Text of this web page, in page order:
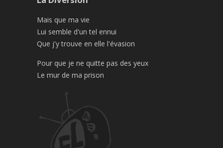
Mais que ma vie
Lui semble d'un tel ennui
Que j'y trouve en elle l'évasion
Pour que je ne quitte pas des yeux
Le mur de ma prison